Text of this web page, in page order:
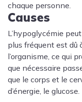
chaque personne.
Causes
L’hypoglycémie
plus fréquent est dû
l’organisme, ce qui
que nécessaire
que le corps et le
d’énergie, le glucose.